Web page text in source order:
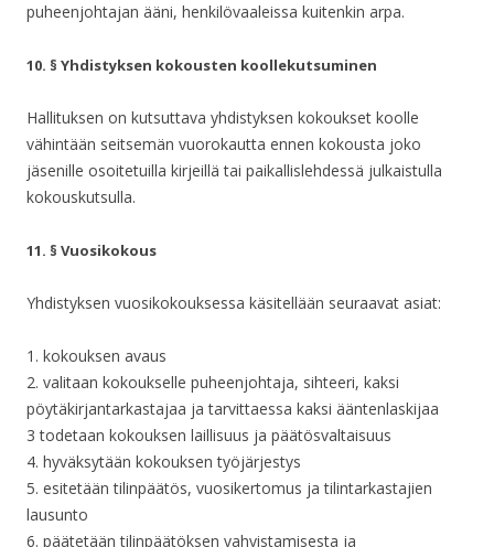
puheenjohtajan ääni, henkilövaaleissa kuitenkin arpa.
10. § Yhdistyksen kokousten koollekutsuminen
Hallituksen on kutsuttava yhdistyksen kokoukset koolle
vähintään seitsemän vuorokautta ennen kokousta joko
jäsenille osoitetuilla kirjeillä tai paikallislehdessä julkaistulla
kokouskutsulla.
11. § Vuosikokous
Yhdistyksen vuosikokouksessa käsitellään seuraavat asiat:
1. kokouksen avaus
2. valitaan kokoukselle puheenjohtaja, sihteeri, kaksi
pöytäkirjantarkastajaa ja tarvittaessa kaksi ääntenlaskijaa
3 todetaan kokouksen laillisuus ja päätösvaltaisuus
4. hyväksytään kokouksen työjärjestys
5. esitetään tilinpäätös, vuosikertomus ja tilintarkastajien
lausunto
6. päätetään tilinpäätöksen vahvistamisesta ja